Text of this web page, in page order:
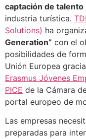
captación de talento
industria turística.
Solutions) ha
Generation” con el
posibilidades de
Unión Europea
Erasmus Jóvenes
PICE de la Cámara
portal europeo de
Las empresas
preparadas para